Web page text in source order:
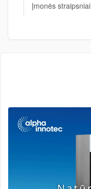
Įmonės straipsniai